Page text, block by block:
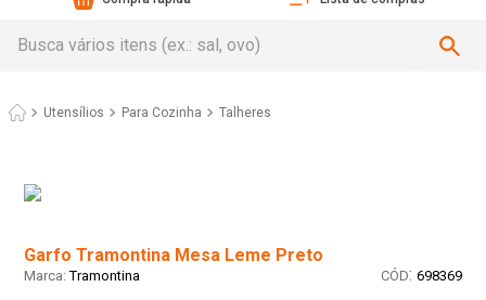
Utensílios Para Cozinha Talheres
Garfo Tramontina Mesa Leme Preto
Tramontina : 698369